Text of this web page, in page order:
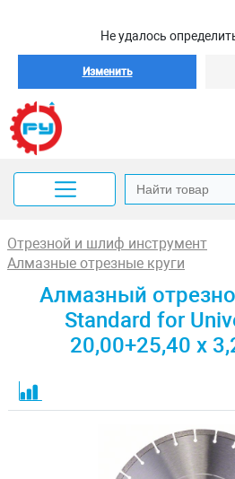
Не удалось
Изменить
Отрезной и шлиф инструмент
Алмазные отрезные круги
Алмазный
Standard for
20,00+25,40 x